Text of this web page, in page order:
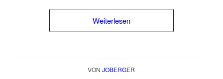
Weiterlesen
VONJOBERGER